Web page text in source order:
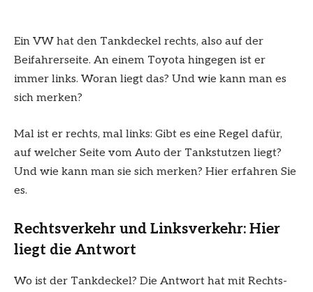
Ein VW hat den Tankdeckel rechts, also auf der
Beifahrerseite. An einem Toyota hingegen ist er
immer links. Woran liegt das? Und wie kann man es
sich merken?
Mal ist er rechts, mal links: Gibt es eine Regel dafür,
auf welcher Seite vom Auto der Tankstutzen liegt?
Und wie kann man sie sich merken? Hier erfahren Sie
es.
Rechtsverkehr und Linksverkehr: Hier
liegt die Antwort
Wo ist der Tankdeckel? Die Antwort hat mit Rechts-